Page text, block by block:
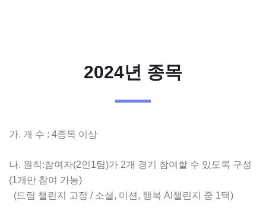
2024년 종목
가. 개 수 : 4종목 이상
나. 원칙:참여자(2인1팀)가 2개 경기 참여할 수 있도록 구성
(1개만 참여 가능)
(드림 챌린지 고정 / 소셜, 미션, 행복 AI챌린지 중 1택)